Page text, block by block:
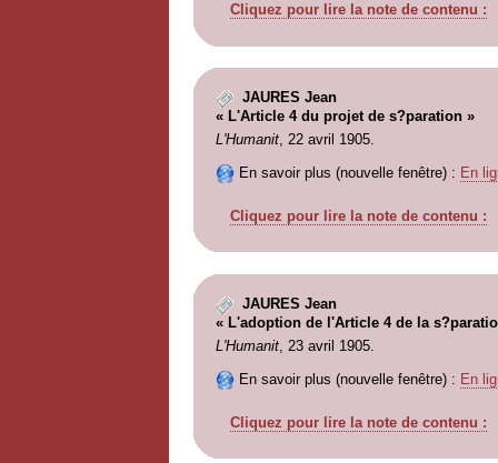
Cliquez pour lire la note de contenu :
JAURES Jean
« L'Article 4 du projet de s?paration »
L'Humanit, 22 avril 1905.
En savoir plus (nouvelle fenêtre) : En
Cliquez pour lire la note de contenu :
JAURES Jean
« L'adoption de l'Article 4 de la
L'Humanit, 23 avril 1905.
En savoir plus (nouvelle fenêtre) : En
Cliquez pour lire la note de contenu :